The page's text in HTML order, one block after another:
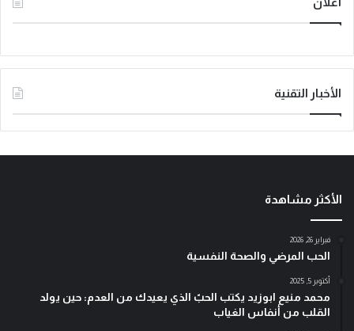
الأخبار التقنية
الأكثر مشاهدة
فبراير 26, 2026
الحب المرضي والصحة النفسية
أكتوبر 5, 2025
محمد منيع ابوزيد يكتب الحبّ الذي يعيدك من العدم: حين يولد
القلب من أنفاس الغياب